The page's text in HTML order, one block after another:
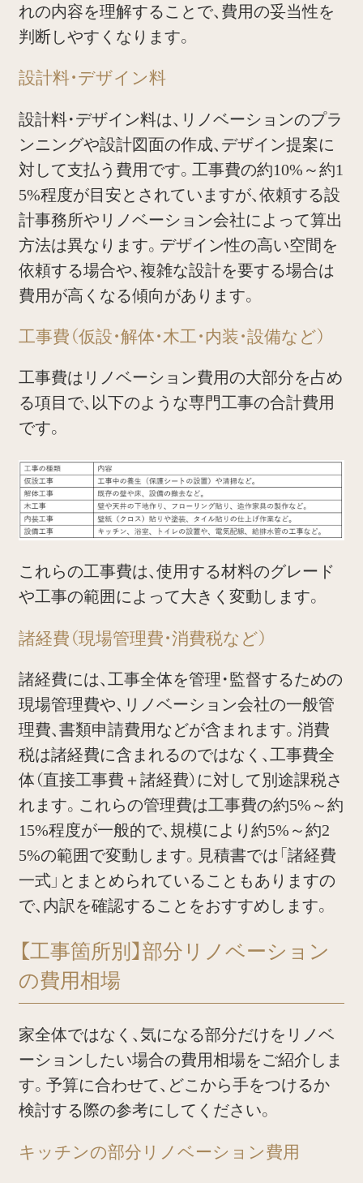
れの内容を理解することで、費用の妥当性を
判断しやすくなります。
設計料・デザイン料
設計料・デザイン料は、リノベーションのプラ
ンニングや設計図面の作成、デザイン提案に
対して支払う費用です。工事費の約10%～約1
5%程度が目安とされていますが、依頼する設
計事務所やリノベーション会社によって算出
方法は異なります。デザイン性の高い空間を
依頼する場合や、複雑な設計を要する場合は
費用が高くなる傾向があります。
工事費（仮設・解体・木工・内装・設備など）
工事費はリノベーション費用の大部分を占め
る項目で、以下のような専門工事の合計費用
です。
これらの工事費は、使用する材料のグレード
や工事の範囲によって大きく変動します。
諸経費（現場管理費・消費税など）
諸経費には、工事全体を管理・監督するための
現場管理費や、リノベーション会社の一般管
理費、書類申請費用などが含まれます。消費
税は諸経費に含まれるのではなく、工事費全
体（直接工事費＋諸経費）に対して別途課税さ
れます。これらの管理費は工事費の約5%～約
15%程度が一般的で、規模により約5%～約2
5%の範囲で変動します。見積書では「諸経費
一式」とまとめられていることもありますの
で、内訳を確認することをおすすめします。
【工事箇所別】部分リノベーション
の費用相場
家全体ではなく、気になる部分だけをリノベ
ーションしたい場合の費用相場をご紹介しま
す。予算に合わせて、どこから手をつけるか
検討する際の参考にしてください。
キッチンの部分リノベーション費用